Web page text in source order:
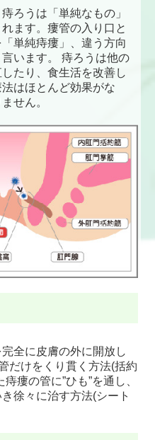
ろうは「単純なもの」
ます。瘻管の入り口と
単純痔瘻」、違う方向
います。 痔ろうは他の
たり、食生活を改善し
はほとんど効果がな
せん。
全に皮膚の外に開放し
だけをくり貫く方法(括約
瘻の管に”ひも”を通し、
徐々に治す方法(シート